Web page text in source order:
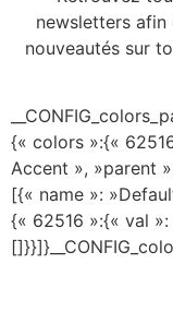
newsletters afin
nouveautés sur
{« colors »:{«
Accent », »parent
[{« name »:
{« 62516 »:{« val